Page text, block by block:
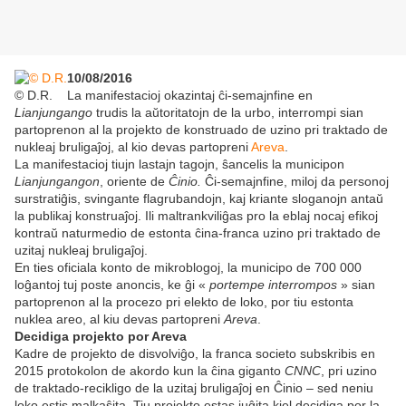
© D.R.
10/08/2016
La manifestacioj okazintaj ĉi-semajnfine en
Lianjungango trudis la aŭtoritatojn de la urbo, interrompi sian
partoprenon al la projekto de konstruado de uzino pri traktado de
nukleaj bruligaĵoj, al kio devas partopreniAreva
La manifestacioj tiujn lastajn tagojn, ŝancelis la municipon
Lianjungangon , oriente de Ĉinio. Ĉi-semajnfine, miloj da personoj
surstratiĝis, svingante flagrubandojn, kaj kriante sloganojn antaŭ
la publikaj konstruaĵoj. Ili maltrankviliĝas pro la eblaj nocaj efikoj
kontraŭ naturmedio de estonta ĉina-franca uzino pri traktado de
uzitaj nukleaj bruligaĵoj.
En ties oficiala konto de mikroblogoj, la municipo de 700 000
loĝantoj tuj poste anoncis, ke ĝi « portempe interrompos » sian
partoprenon al la procezo pri elekto de loko, por tiu estonta
nuklea areo, al kiu devas partopreni Areva
Decidiga projekto por Areva
Kadre de projekto de disvolviĝo, la franca societo subskribis en
2015 protokolon de akordo kun la ĉina giganto CNNC , pri uzino
de traktado-recikligo de la uzitaj bruligaĵoj en Ĉinio – sed neniu